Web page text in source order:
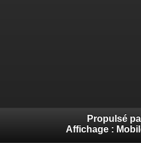
Propulsé
Affichage :